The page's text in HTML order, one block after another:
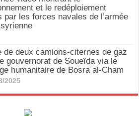
et le redéploiement
par les forces navales de l’armée
de deux camions-citernes de gaz
gouvernorat de Soueïda via le
humanitaire de Bosra al-Cham
2025